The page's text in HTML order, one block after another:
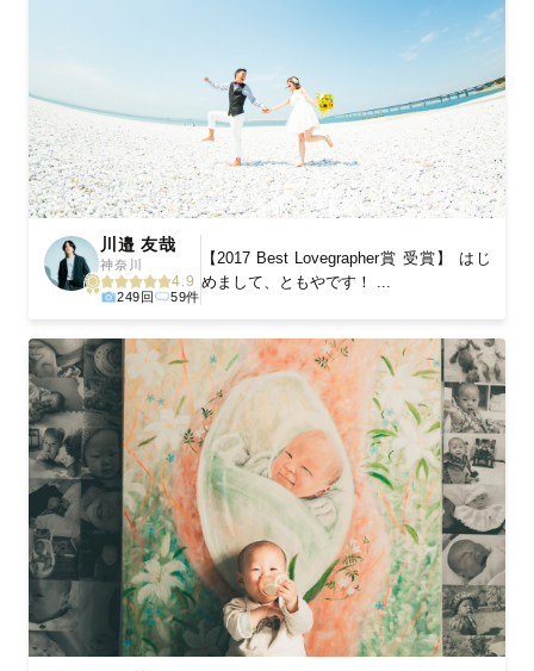
川邉 友哉
神奈川
4.9
249回 59件
【2017 Best Lovegrapher賞 受賞】 はじ
めまして、ともやです！ ...